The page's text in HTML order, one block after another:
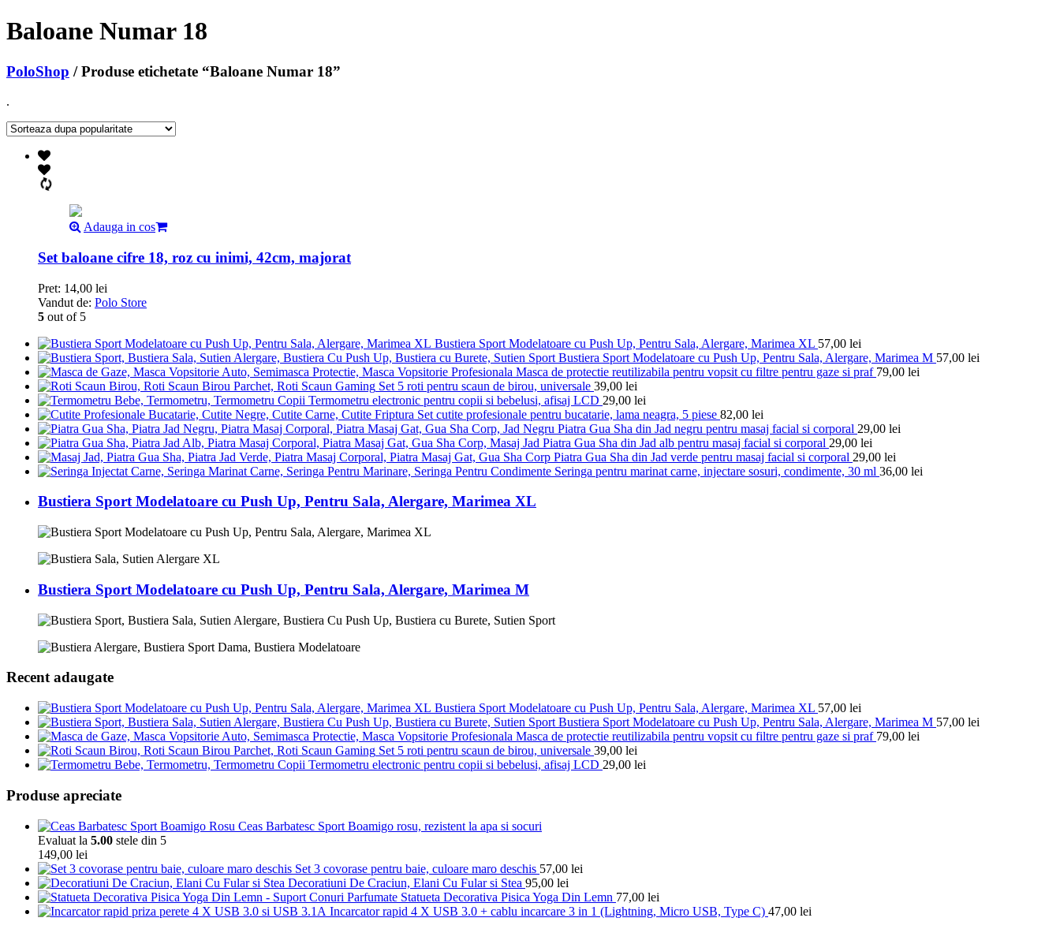
Baloane Numar 18
PoloShop / Produse etichetate “Baloane Numar 18”
.
Adauga in cos
Set baloane cifre 18, roz cu inimi, 42cm, majorat
Pret: 14,00 lei
Vandut de: Polo Store
5 out of 5
Bustiera Sport Modelatoare cu Push Up, Pentru Sala, Alergare, Marimea XL 57,00 lei
Bustiera Sport Modelatoare cu Push Up, Pentru Sala, Alergare, Marimea M 57,00 lei
Masca de protectie reutilizabila pentru vopsit cu filtre pentru gaze si praf 79,00 lei
Set 5 roti pentru scaun de birou, universale 39,00 lei
Termometru electronic pentru copii si bebelusi, afisaj LCD 29,00 lei
Set cutite profesionale pentru bucatarie, lama neagra, 5 piese 82,00 lei
Piatra Gua Sha din Jad negru pentru masaj facial si corporal 29,00 lei
Piatra Gua Sha din Jad alb pentru masaj facial si corporal 29,00 lei
Piatra Gua Sha din Jad verde pentru masaj facial si corporal 29,00 lei
Seringa pentru marinat carne, injectare sosuri, condimente, 30 ml 36,00 lei
Bustiera Sport Modelatoare cu Push Up, Pentru Sala, Alergare, Marimea XL
Bustiera Sport Modelatoare cu Push Up, Pentru Sala, Alergare, Marimea M
Recent adaugate
Bustiera Sport Modelatoare cu Push Up, Pentru Sala, Alergare, Marimea XL 57,00 lei
Bustiera Sport Modelatoare cu Push Up, Pentru Sala, Alergare, Marimea M 57,00 lei
Masca de protectie reutilizabila pentru vopsit cu filtre pentru gaze si praf 79,00 lei
Set 5 roti pentru scaun de birou, universale 39,00 lei
Termometru electronic pentru copii si bebelusi, afisaj LCD 29,00 lei
Produse apreciate
Ceas Barbatesc Sport Boamigo rosu, rezistent la apa si socuri
Evaluat la 5.00 stele din 5
149,00 lei
Set 3 covorase pentru baie, culoare maro deschis 57,00 lei
Decoratiuni De Craciun, Elani Cu Fular si Stea 95,00 lei
Statueta Decorativa Pisica Yoga Din Lemn 77,00 lei
Incarcator rapid 4 X USB 3.0 + cablu incarcare 3 in 1 (Lightning, Micro USB, Type C) 47,00 lei